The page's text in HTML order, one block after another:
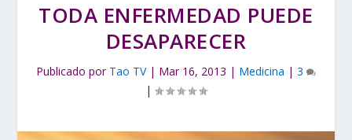
TODA ENFERMEDAD PUEDE
DESAPARECER
Publicado por Tao TV| Mar 16, 2013 | Medicina | 3
|